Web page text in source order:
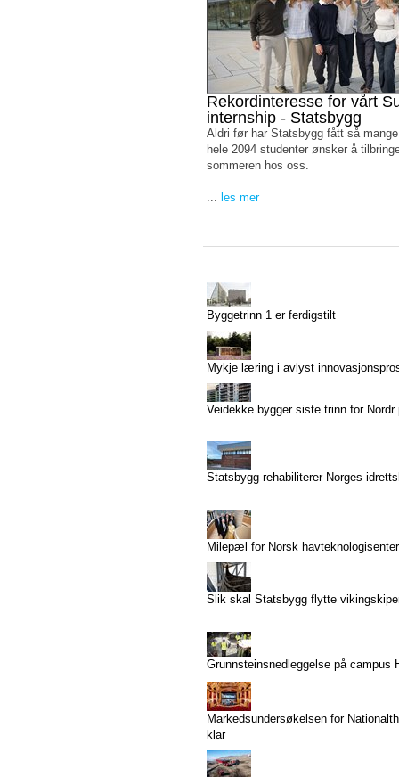
Rekordinteresse for vårt
internship - Statsbygg
Aldri før har Statsbygg fått så
hele 2094 studenter ønsker å
sommeren hos oss.
... les mer
Byggetrinn 1 er ferdigstilt
Mykje læring i avlyst
Veidekke bygger siste trinn for Nordr
Statsbygg rehabiliterer Norges
Milepæl for Norsk havteknologisenter
Slik skal Statsbygg flytte
Grunnsteinsnedleggelse på campus
Markedsundersøkelsen for
klar